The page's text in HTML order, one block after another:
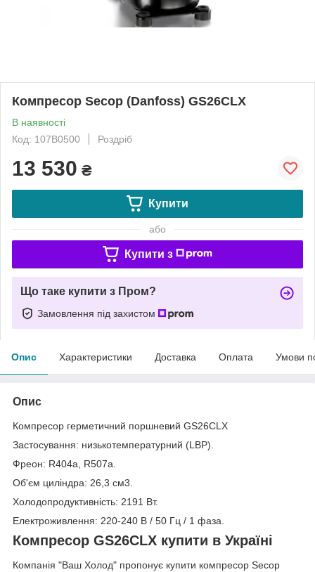
Компресор Secop (Danfoss) GS26CLX
В наявності
Код: 107B0500
Роздріб
13 530 ₴
Купити
або
Купити з
Що таке купити з Пром?
Замовлення під захистом
Опис Характеристики Доставка Оплата Умови
Опис
Компресор герметичний поршневий GS26CLX
Застосування: низькотемпературний (LBP).
Фреон: R404а, R507а.
Об'єм циліндра: 26,3 см3.
Холодопродуктивність: 2191 Вт.
Електроживлення: 220-240 В / 50 Гц / 1 фаза.
Компресор GS26CLX купити в Україні
Компанія "Ваш Холод" пропонує купити компресор Secop